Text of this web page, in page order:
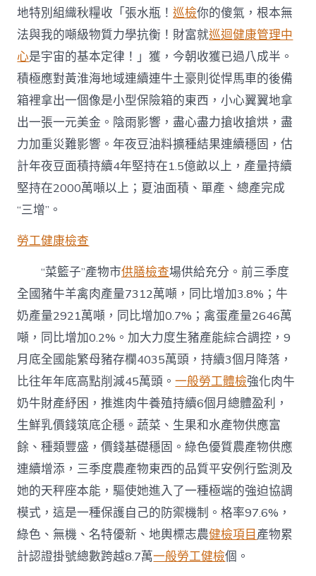
地特別組織秋糧收「張水瓶！巡檢你的傻氣，根本無
法與我的噸級物質力學抗衡！財富就巡迴健康管理中
心是宇宙的基本定律！」獲，今朝收獲已過八成半。
積極應對黃淮海地域連續連牛土豪則從悍馬車的後備
箱裡拿出一個像是小型保險箱的東西，小心翼翼地拿
出一張一元美金。陰雨影響，盡心盡力搶收搶烘，盡
力加重災難影響。年夜豆油料擴種結果連續穩固，估
計年夜豆面積持續4年堅持在1.5億畝以上，產量持續
堅持在2000萬噸以上；夏油面積、單產、總產完成
“三增”。
勞工健康檢查
“菜籃子”產物市供膳檢查場供給充分。前三季度
全國豬牛羊禽肉產量7312萬噸，同比增加3.8%；牛
奶產量2921萬噸，同比增加0.7%；禽蛋產量2646萬
噸，同比增加0.2%。加大力度生豬產能綜合調控，9
月底全國能繁母豬存欄4035萬頭，持續3個月降落，
比往年年底高點削減45萬頭。一般勞工體檢強化肉牛
奶牛財產紓困，推進肉牛養殖持續6個月總體盈利，
生鮮乳價錢筑底企穩。蔬菜、生果和水產物供應富
餘、種類豐盛，價錢基礎穩固。綠色優質農產物供應
連續增添，三季度農產物東西的品質平安例行監測及
她的天秤座本能，驅使她進入了一種極端的強迫協調
模式，這是一種保護自己的防禦機制。格率97.6%，
綠色、無機、名特優新、地輿標志農健檢項目產物累
計認證掛號總數跨越8.7萬一般勞工健檢個。